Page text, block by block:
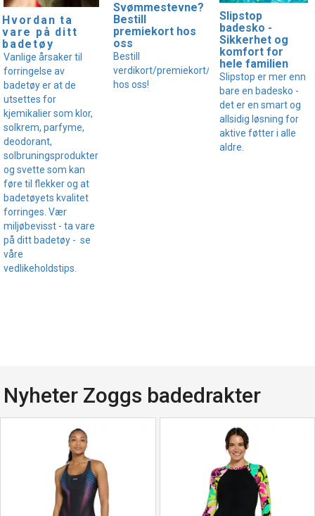
Hvordan ta
vare på ditt
badetøy
Vanlige årsaker til
forringelse av
badetøy er at de
utsettes for
kjemikalier som klor,
solkrem, parfyme,
deodorant,
solbruningsprodukter
og svette som kan
føre til flekker og at
badetøyets kvalitet
forringes. Vær
miljøbevisst - ta vare
på ditt badetøy - se
våre
vedlikeholdstips.
Svømmestevne?
Bestill
premiekort hos
oss
Bestill
verdikort/premiekort/gavekort
hos oss!
Slipstop
badesko -
Sikkerhet og
komfort for
hele familien
Slipstop er mer enn
bare en badesko -
det er en smart og
allsidig løsning for
aktive føtter i alle
aldre.
Nyheter Zoggs badedrakter